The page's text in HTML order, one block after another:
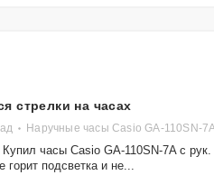
стрелки на часах
Наручные часы Casio GA-110SN-
часы Casio GA-110SN-7A с
горит подсветка и не...